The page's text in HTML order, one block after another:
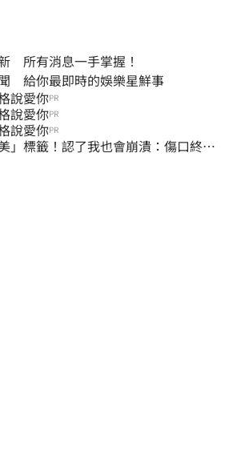
所有消息一手掌握！
給你最即時的娛樂星鮮事
說愛你PR
說愛你PR
說愛你PR
」標籤！認了我也會崩潰：傷口終究